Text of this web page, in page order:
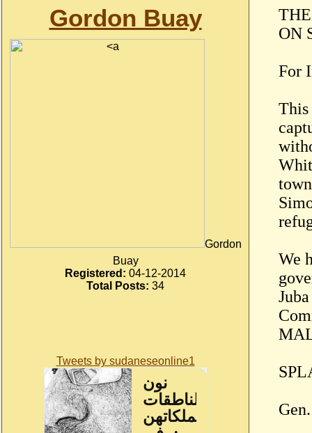
Gordon Buay
Gordon
Buay
Registered: 04-12-2014
Total Posts: 34
Tweets by sudaneseonline1
ON
For
This
We